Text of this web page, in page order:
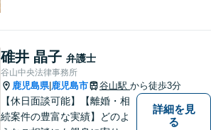
碓井 晶子 弁護士
谷山中央法律事務所
鹿児島県| 鹿児島市 谷山駅 から徒歩3分
【休日面談可能】【離婚・相
続案件の豊富な実績】どのよ
詳細を見
る